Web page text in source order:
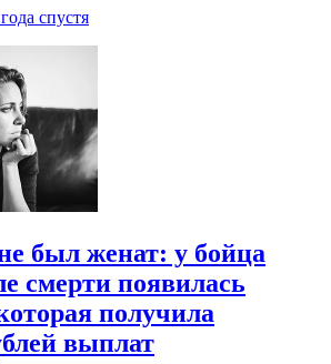
спустя
был женат: у бойца
смерти появилась
получила
выплат